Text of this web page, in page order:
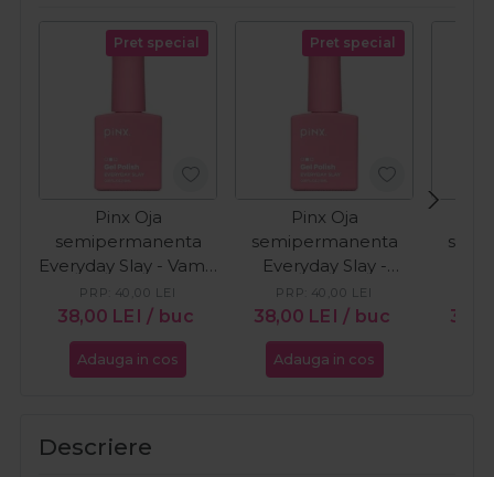
Pret special
Pinx Oja
semipermanenta
Everyday Slay - Vamp
Royale 15ml
38,00 LEI / buc
PRP: 40,00 LEI
Adauga in cos
Pret special
Pinx Oja
semipermanenta
Everyday Slay -
Maple Drip 15ml
38,00 LEI / buc
PRP: 40,00 LEI
Adauga in cos
Descriere